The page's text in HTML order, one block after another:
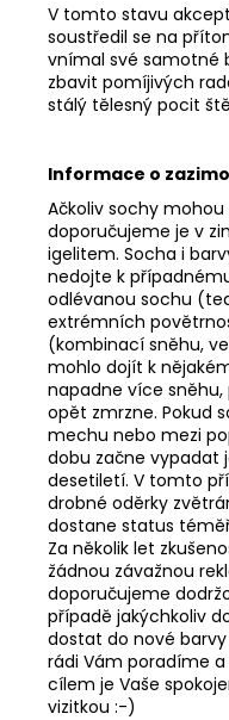
V tomto stavu
soustředil se na
vnímal své samotné
zbavit pomíjivých
stálý tělesný pocit
Informace o
Ačkoliv sochy
doporučujeme je v
igelitem. Socha i
nedojte k
odlévanou sochu
extrémních
(kombinací sněhu,
mohlo dojít k
napadne více
opět zmrzne. Pokud
mechu nebo mezi
dobu začne vypadat
desetiletí. V tomto
drobné oděrky
dostane status
Za několik let
žádnou závažnou
doporučujeme
případě jakýchkoliv
dostat do nové
rádi Vám poradíme
cílem je Vaše
vizitkou :-)